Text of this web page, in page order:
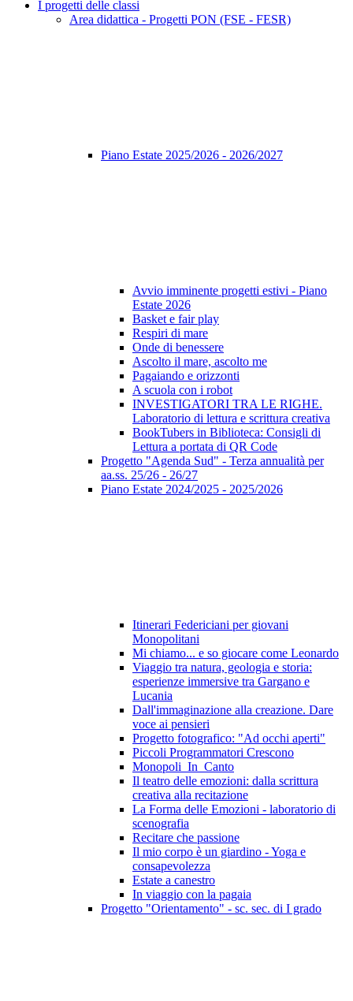
I progetti delle classi
Area didattica - Progetti PON (FSE - FESR)
Piano Estate 2025/2026 - 2026/2027
Avvio imminente progetti estivi - Piano
Estate 2026
Basket e fair play
Respiri di mare
Onde di benessere
Ascolto il mare, ascolto me
Pagaiando e orizzonti
A scuola con i robot
INVESTIGATORI TRA LE RIGHE.
Laboratorio di lettura e scrittura creativa
BookTubers in Biblioteca: Consigli di
Lettura a portata di QR Code
Progetto "Agenda Sud" - Terza annualità per
aa.ss. 25/26 - 26/27
Piano Estate 2024/2025 - 2025/2026
Itinerari Federiciani per giovani
Monopolitani
Mi chiamo... e so giocare come Leonardo
Viaggio tra natura, geologia e storia:
esperienze immersive tra Gargano e
Lucania
Dall'immaginazione alla creazione. Dare
voce ai pensieri
Progetto fotografico: "Ad occhi aperti"
Piccoli Programmatori Crescono
Monopoli_In_Canto
Il teatro delle emozioni: dalla scrittura
creativa alla recitazione
La Forma delle Emozioni - laboratorio di
scenografia
Recitare che passione
Il mio corpo è un giardino - Yoga e
consapevolezza
Estate a canestro
In viaggio con la pagaia
Progetto "Orientamento" - sc. sec. di I grado